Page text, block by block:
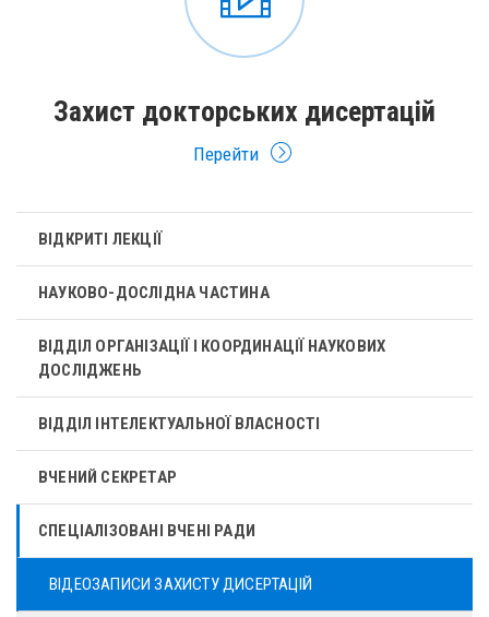
Захист докторських дисертацій
Перейти
ВІДКРИТІ ЛЕКЦІЇ
НАУКОВО-ДОСЛІДНА ЧАСТИНА
ВІДДІЛ ОРГАНІЗАЦІЇ І КООРДИНАЦІЇ НАУКОВИХ
ДОСЛІДЖЕНЬ
ВІДДІЛ ІНТЕЛЕКТУАЛЬНОЇ ВЛАСНОСТІ
ВЧЕНИЙ СЕКРЕТАР
СПЕЦІАЛІЗОВАНІ ВЧЕНІ РАДИ
ВІДЕОЗАПИСИ ЗАХИСТУ ДИСЕРТАЦІЙ